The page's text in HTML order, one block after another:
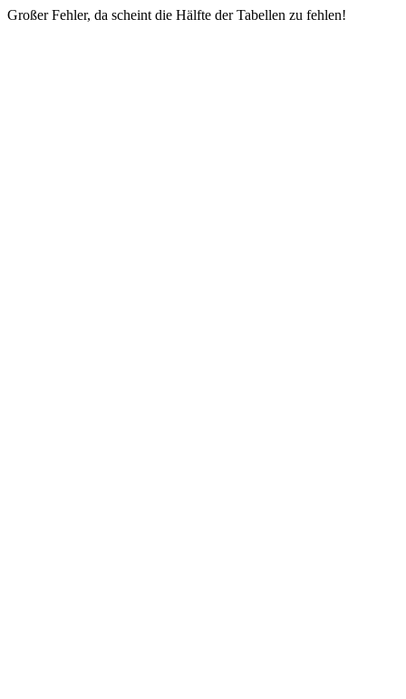
Großer Fehler, da scheint die Hälfte der Tabellen zu fehlen!